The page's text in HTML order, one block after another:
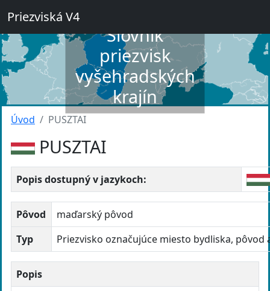
Priezviská V4
Slovník
priezvisk
vyšehradských
krajín
Úvod PUSZTAI
PUSZTAI
Popis dostupný v jazykoch:
Pôvod
maďarský pôvod
Typ
Priezvisko označujúce miesto bydliska, pôvod
Popis